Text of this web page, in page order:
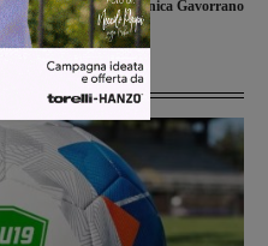
arriva il Follonica Gavorrano